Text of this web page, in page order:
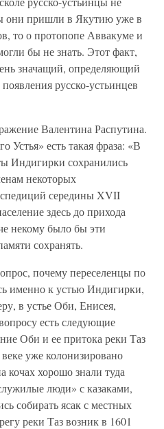
они пришли в Якутию уже в
то о протопопе Аввакуме и
бы не знать. Этот факт,
значащий, определяющий
русско-устьинцев
Валентина Распутина.
Устья» есть такая фраза: «В
Индигирки сохранились
некоторых
середины XVII
здесь до прихода
некому было бы эти
сохранять.
почему переселенцы по
именно к устью Индигирки,
в устье Оби, Енисея,
есть следующие
Оби и ее притока реки Таз
уже колонизировано
хорошо знали туда
люди» с казаками,
собирать ясак с местных
реки Таз возник в 1601